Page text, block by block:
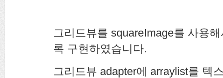
그리드뷰를 squareImage를 사용
록 구현하였습니다.
그리드뷰 adapter에 arraylist를 텍